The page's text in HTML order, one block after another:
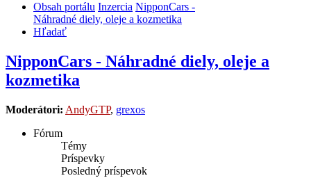
Obsah portálu Inzercia NipponCars -
Náhradné diely, oleje a kozmetika
Hľadať
NipponCars - Náhradné diely, oleje a
kozmetika
Moderátori: AndyGTP, grexos
Fórum
Témy
Príspevky
Posledný príspevok